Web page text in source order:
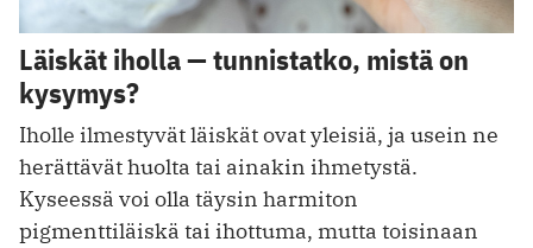
Läiskät iholla — tunnistatko, mistä on
kysymys?
Iholle ilmestyvät läiskät ovat yleisiä, ja usein ne
herättävät huolta tai ainakin ihmetystä.
Kyseessä voi olla täysin harmiton
pigmenttiläiskä tai ihottuma, mutta toisinaan